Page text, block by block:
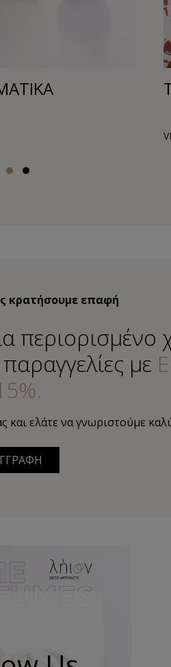
κρατήσουμε επαφή
περιορισμένο
με
και ελάτε να γνωριστούμε